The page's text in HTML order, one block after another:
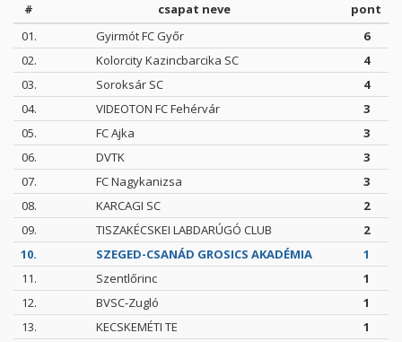
# csapat neve
pont
01.
Gyirmót FC Győr
6
02.
Kolorcity Kazincbarcika SC
4
03.
Soroksár SC
4
04.
VIDEOTON FC Fehérvár
3
05.
FC Ajka
3
06.
DVTK
3
07.
FC Nagykanizsa
3
08.
KARCAGI SC
2
09.
TISZAKÉCSKEI LABDARÚGÓ CLUB
2
10.
SZEGED-CSANÁD GROSICS AKADÉMIA
1
11.
Szentlőrinc
1
12.
BVSC-Zugló
1
13.
KECSKEMÉTI TE
1